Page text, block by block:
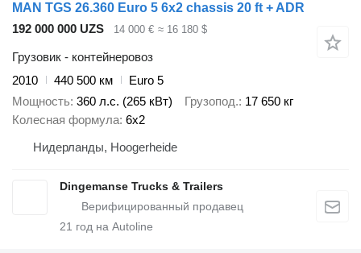
MAN TGS 26.360 Euro 5 6x2 chassis 20 ft + ADR
192 000 000 UZS
14 000 € ≈ 16 180 $
Грузовик - контейнеровоз
2010
440 500 км
Euro 5
Мощность 360 л.с. (265 кВт) Грузопод. 17 650 кг
Колесная формула 6x2
Нидерланды, Hoogerheide
Dingemanse Trucks & Trailers
21 год на Autoline